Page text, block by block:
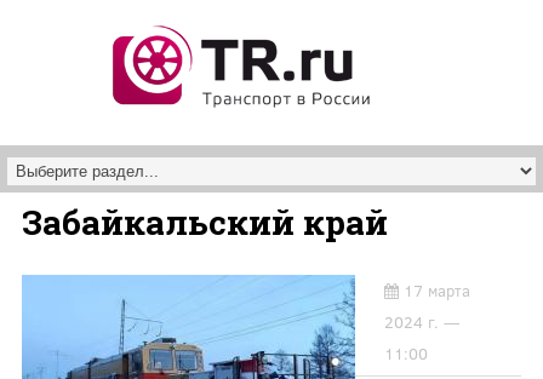
Забайкальский край
17 марта
2024 г. —
11:00